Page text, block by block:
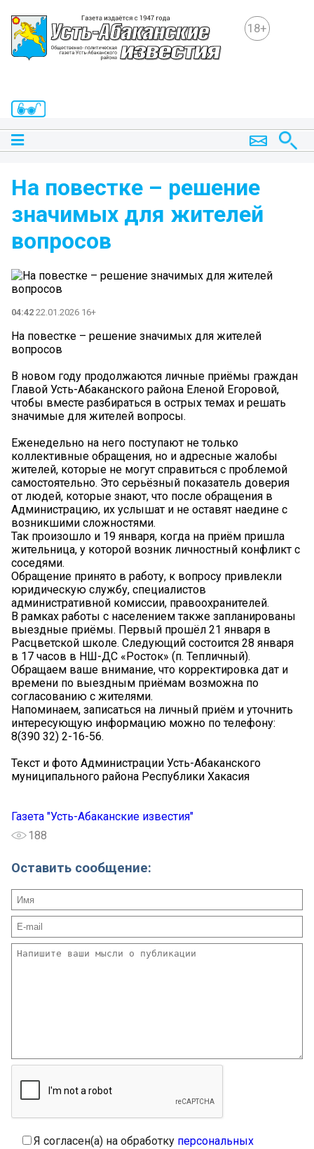
18+
На повестке – решение
значимых для жителей
вопросов
04:42 22.01.2026 16+
На повестке – решение значимых для жителей
вопросов
В новом году продолжаются личные приёмы граждан
Главой Усть-Абаканского района Еленой Егоровой,
чтобы вместе разбираться в острых темах и решать
значимые для жителей вопросы.
Еженедельно на него поступают не только
коллективные обращения, но и адресные жалобы
жителей, которые не могут справиться с проблемой
самостоятельно. Это серьёзный показатель доверия
от людей, которые знают, что после обращения в
Администрацию, их услышат и не оставят наедине с
возникшими сложностями.
Так произошло и 19 января, когда на приём пришла
жительница, у которой возник личностный конфликт с
соседями.
Обращение принято в работу, к вопросу привлекли
юридическую службу, специалистов
административной комиссии, правоохранителей.
В рамках работы с населением также запланированы
выездные приёмы. Первый прошёл 21 января в
Расцветской школе. Следующий состоится 28 января
в 17 часов в НШ-ДС «Росток» (п. Тепличный).
Обращаем ваше внимание, что корректировка дат и
времени по выездным приёмам возможна по
согласованию с жителями.
Напоминаем, записаться на личный приём и уточнить
интересующую информацию можно по телефону:
8(390 32) 2-16-56.
Текст и фото Администрации Усть-Абаканского
муниципального района Республики Хакасия
Газета "Усть-Абаканские известия"
188
Оставить сообщение:
Я согласен(а) на обработку персональных